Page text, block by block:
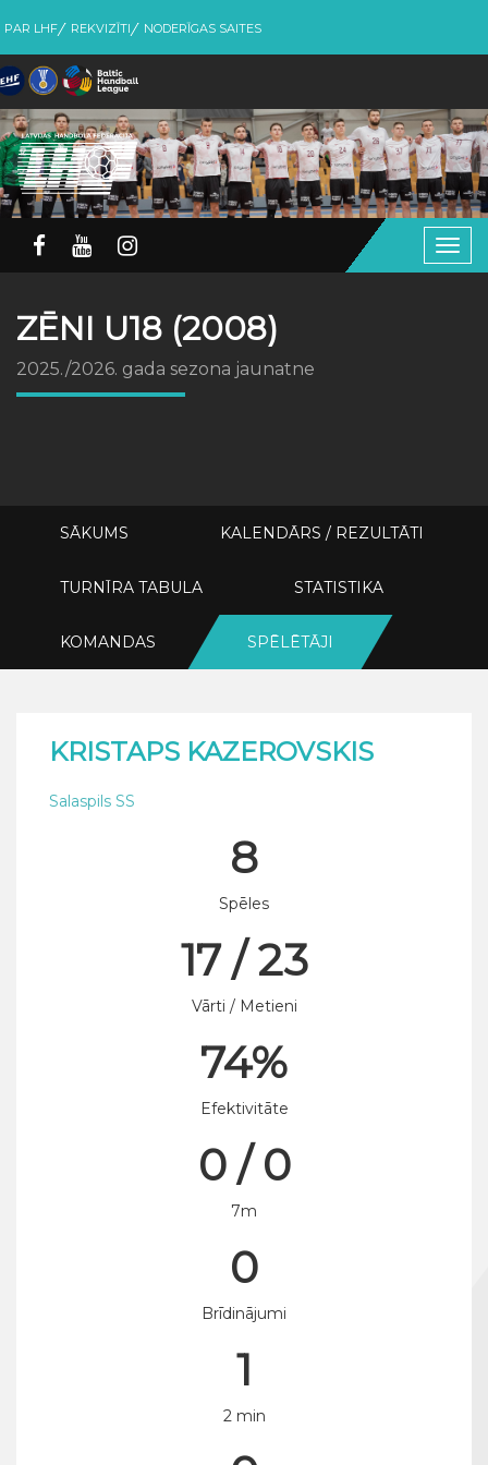
PAR LHF REKVIZĪTI NODERĪGAS SAITES
ZĒNI U18 (2008)
2025./2026. gada sezona jaunatne
SĀKUMS KALENDĀRS / REZULTĀTI
TURNĪRA TABULA STATISTIKA
KOMANDAS SPĒLĒTĀJI
KRISTAPS KAZEROVSKIS
Salaspils SS
8
Spēles
17 / 23
Vārti / Metieni
74%
Efektivitāte
0 / 0
7m
0
Brīdinājumi
1
2 min